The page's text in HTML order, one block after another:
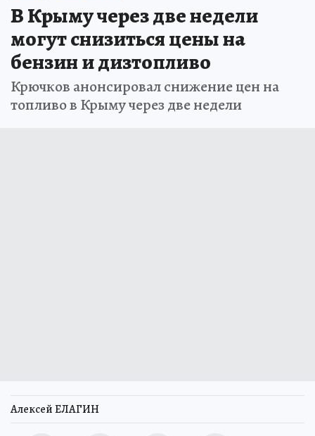
В Крыму через две недели
могут снизиться цены на
бензин и дизтопливо
Крючков анонсировал снижение цен на
топливо в Крыму через две недели
Алексей ЕЛАГИН